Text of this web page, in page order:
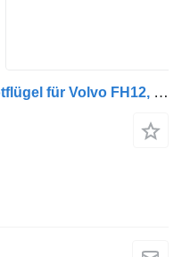
Volvo FH (01.05-) 21870418 Kotflügel für Volvo FH12, FH16, NH12, FH, VNL780 (1993-2014) LKW